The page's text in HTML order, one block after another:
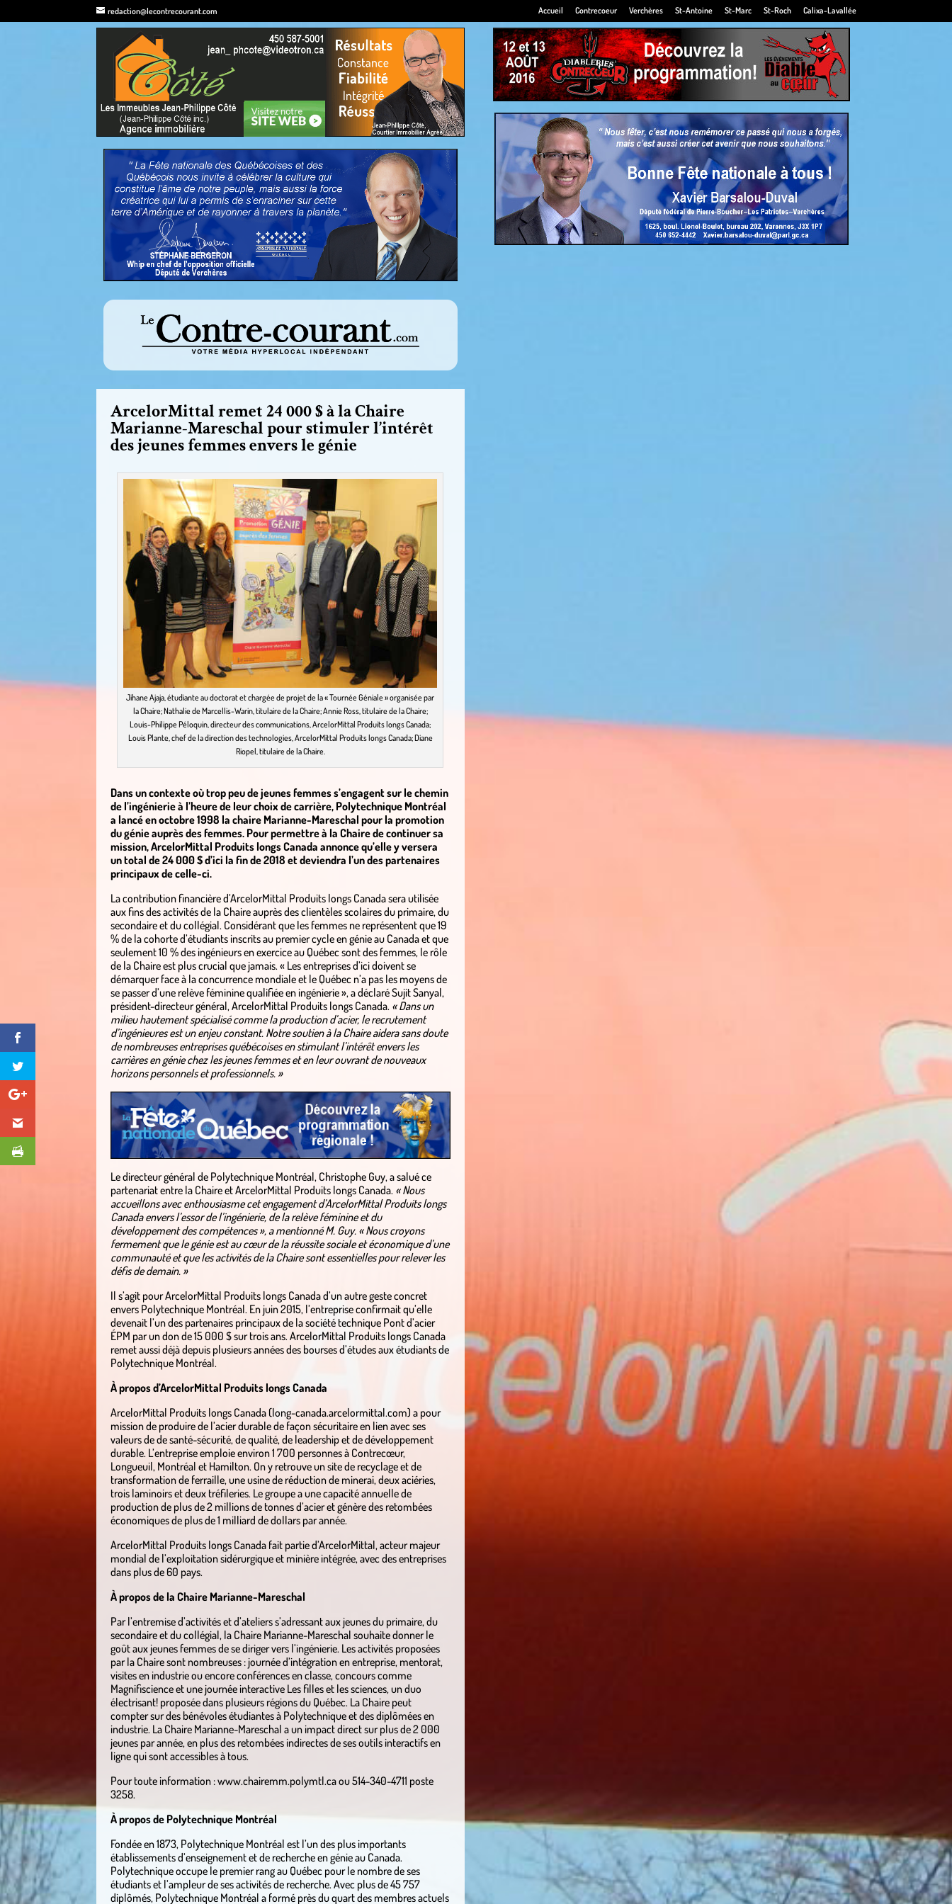
redaction@lecontrecourant.com Accueil Contrecoeur Verchères St-Antoine St-Marc St-Roch Calixa-Lavallée
ArcelorMittal remet 24 000 $ à la Chaire
Marianne-Mareschal pour stimuler l’intérêt
des jeunes femmes envers le génie
Jihane Ajaja, étudiante au doctorat et chargée de projet de la « Tournée Géniale » organisée par
la Chaire; Nathalie de Marcellis-Warin, titulaire de la Chaire; Annie Ross, titulaire de la Chaire;
Louis-Philippe Péloquin, directeur des communications, ArcelorMittal Produits longs Canada;
Louis Plante, chef de la direction des technologies, ArcelorMittal Produits longs Canada; Diane
Riopel, titulaire de la Chaire.
Dans un contexte où trop peu de jeunes femmes s’engagent sur le chemin
de l’ingénierie à l’heure de leur choix de carrière, Polytechnique Montréal
a lancé en octobre 1998 la chaire Marianne-Mareschal pour la promotion
du génie auprès des femmes. Pour permettre à la Chaire de continuer sa
mission, ArcelorMittal Produits longs Canada annonce qu’elle y versera
un total de 24 000 $ d’ici la fin de 2018 et deviendra l’un des partenaires
principaux de celle-ci.
La contribution financière d’ArcelorMittal Produits longs Canada sera utilisée
aux fins des activités de la Chaire auprès des clientèles scolaires du primaire, du
secondaire et du collégial. Considérant que les femmes ne représentent que 19
% de la cohorte d’étudiants inscrits au premier cycle en génie au Canada et que
seulement 10 % des ingénieurs en exercice au Québec sont des femmes, le rôle
de la Chaire est plus crucial que jamais. « Les entreprises d’ici doivent se
démarquer face à la concurrence mondiale et le Québec n’a pas les moyens de
se passer d’une relève féminine qualifiée en ingénierie », a déclaré Sujit Sanyal,
président-directeur général, ArcelorMittal Produits longs Canada. « Dans un
milieu hautement spécialisé comme la production d’acier, le recrutement
d’ingénieures est un enjeu constant. Notre soutien à la Chaire aidera sans doute
de nombreuses entreprises québécoises en stimulant l’intérêt envers les
carrières en génie chez les jeunes femmes et en leur ouvrant de nouveaux
horizons personnels et professionnels. »
Le directeur général de Polytechnique Montréal, Christophe Guy, a salué ce
partenariat entre la Chaire et ArcelorMittal Produits longs Canada. « Nous
accueillons avec enthousiasme cet engagement d’ArcelorMittal Produits longs
Canada envers l’essor de l’ingénierie, de la relève féminine et du
développement des compétences », a mentionné M. Guy. « Nous croyons
fermement que le génie est au cœur de la réussite sociale et économique d’une
communauté et que les activités de la Chaire sont essentielles pour relever les
défis de demain. »
Il s’agit pour ArcelorMittal Produits longs Canada d’un autre geste concret
envers Polytechnique Montréal. En juin 2015, l’entreprise confirmait qu’elle
devenait l’un des partenaires principaux de la société technique Pont d’acier
ÉPM par un don de 15 000 $ sur trois ans. ArcelorMittal Produits longs Canada
remet aussi déjà depuis plusieurs années des bourses d’études aux étudiants de
Polytechnique Montréal.
À propos d’ArcelorMittal Produits longs Canada
ArcelorMittal Produits longs Canada (long-canada.arcelormittal.com) a pour
mission de produire de l’acier durable de façon sécuritaire en lien avec ses
valeurs de de santé-sécurité, de qualité, de leadership et de développement
durable. L’entreprise emploie environ 1 700 personnes à Contrecœur,
Longueuil, Montréal et Hamilton. On y retrouve un site de recyclage et de
transformation de ferraille, une usine de réduction de minerai, deux aciéries,
trois laminoirs et deux tréfileries. Le groupe a une capacité annuelle de
production de plus de 2 millions de tonnes d’acier et génère des retombées
économiques de plus de 1 milliard de dollars par année.
ArcelorMittal Produits longs Canada fait partie d’ArcelorMittal, acteur majeur
mondial de l’exploitation sidérurgique et minière intégrée, avec des entreprises
dans plus de 60 pays.
À propos de la Chaire Marianne-Mareschal
Par l’entremise d’activités et d’ateliers s’adressant aux jeunes du primaire, du
secondaire et du collégial, la Chaire Marianne-Mareschal souhaite donner le
goût aux jeunes femmes de se diriger vers l’ingénierie. Les activités proposées
par la Chaire sont nombreuses : journée d’intégration en entreprise, mentorat,
visites en industrie ou encore conférences en classe, concours comme
Magnifiscience et une journée interactive Les filles et les sciences, un duo
électrisant! proposée dans plusieurs régions du Québec. La Chaire peut
compter sur des bénévoles étudiantes à Polytechnique et des diplômées en
industrie. La Chaire Marianne-Mareschal a un impact direct sur plus de 2 000
jeunes par année, en plus des retombées indirectes de ses outils interactifs en
ligne qui sont accessibles à tous.
Pour toute information : www.chairemm.polymtl.ca ou 514-340-4711 poste
3258.
À propos de Polytechnique Montréal
Fondée en 1873, Polytechnique Montréal est l’un des plus importants
établissements d’enseignement et de recherche en génie au Canada.
Polytechnique occupe le premier rang au Québec pour le nombre de ses
étudiants et l’ampleur de ses activités de recherche. Avec plus de 45 757
diplômés, Polytechnique Montréal a formé près du quart des membres actuels